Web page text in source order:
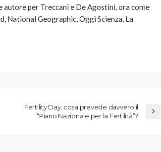
per Treccani e De Agostini, ora come
National Geographic, Oggi Scienza, La
Fertility Day, cosa prevede davvero il
“Piano Nazionale per la Fertilità”?